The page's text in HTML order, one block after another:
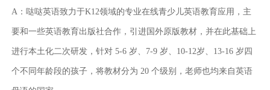
A：哒哒英语致力于K12领域的专业在线青少儿英语教育应用，主
要和一些英语教育出版社合作，引进国外原版教材，并在此基础上
进行本土化二次研发，针对 5-6 岁、7-9 岁、10-12岁、13-16 岁四
个不同年龄段的孩子，将教材分为 20 个级别，老师也均来自英语